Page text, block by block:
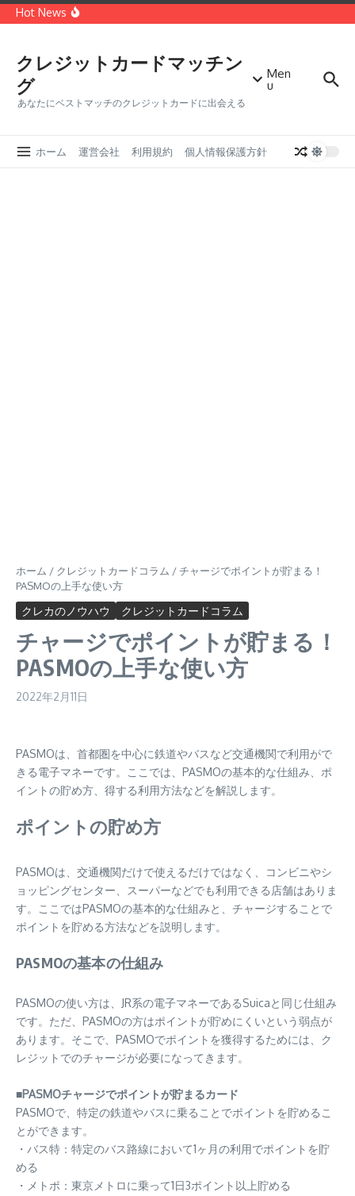
コンテンツへスキップ
Hot News
ット
クレジットカードマッチン
グ
あなたにベストマッチのクレジットカードに出会える
Men
u
ホーム 運営会社 利用規約 個人情報保護方針
ホーム / クレジットカードコラム /チャージでポイントが貯まる！
PASMOの上手な使い方
クレカのノウハウ クレジットカードコラム
チャージでポイントが貯まる！
PASMOの上手な使い方
2022年2月11日
PASMOは、首都圏を中心に鉄道やバスなど交通機関で利用がで
きる電子マネーです。ここでは、PASMOの基本的な仕組み、ポ
イントの貯め方、得する利用方法などを解説します。
ポイントの貯め方
PASMOは、交通機関だけで使えるだけではなく、コンビニやシ
ョッピングセンター、スーパーなどでも利用できる店舗はありま
す。ここではPASMOの基本的な仕組みと、チャージすることで
ポイントを貯める方法などを説明します。
PASMOの基本の仕組み
PASMOの使い方は、JR系の電子マネーであるSuicaと同じ仕組み
です。ただ、PASMOの方はポイントが貯めにくいという弱点が
あります。そこで、PASMOでポイントを獲得するためには、ク
レジットでのチャージが必要になってきます。
■PASMOチャージでポイントが貯まるカード
PASMOで、特定の鉄道やバスに乗ることでポイントを貯めるこ
とができます。
・バス特：特定のバス路線において1ヶ月の利用でポイントを貯
める
・メトポ：東京メトロに乗って1日3ポイント以上貯める